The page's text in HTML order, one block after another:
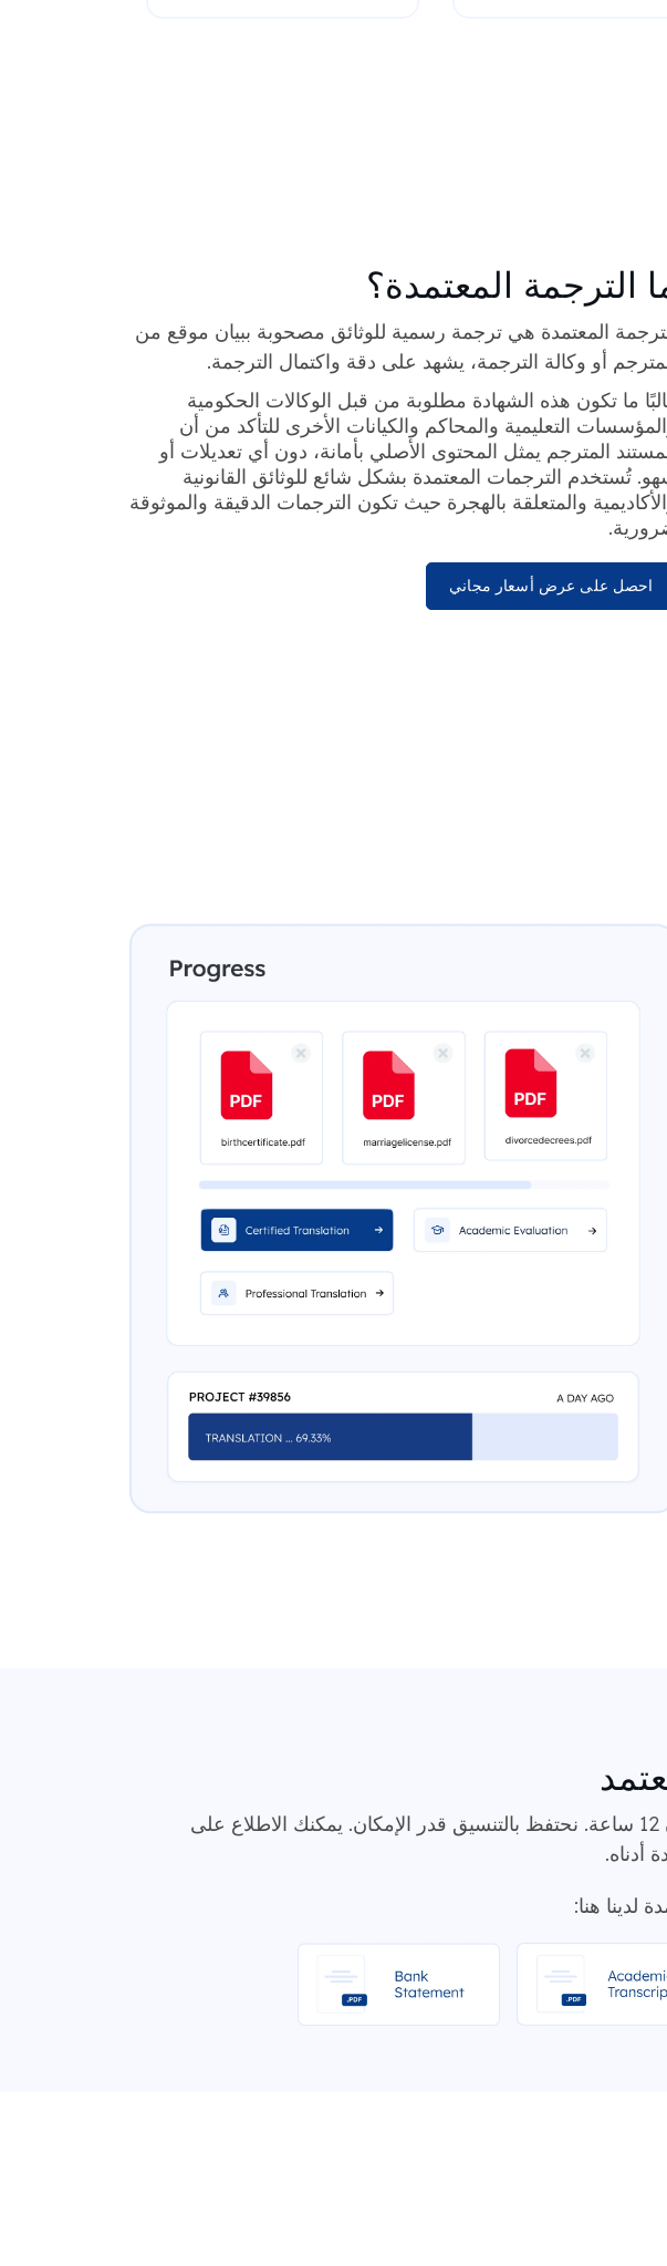
الترجمة المعتمدة؟
المعتمدة هي ترجمة رسمية للوثائق مصحوبة ببيان موقع من
أو وكالة الترجمة، يشهد على دقة واكتمال الترجمة.
ما تكون هذه الشهادة مطلوبة من قبل الوكالات الحكومية
التعليمية والمحاكم والكيانات الأخرى للتأكد من أن
المترجم يمثل المحتوى الأصلي بأمانة، دون أي تعديلات أو
تُستخدم الترجمات المعتمدة بشكل شائع للوثائق القانونية
والمتعلقة بالهجرة حيث تكون الترجمات الدقيقة والموثوقة
احصل على عرض أسعار مجاني
سنقوم بتسليم المستند المترجم الموقع والمعتمد بتنسيق PDF رقمي في غضون 12 ساعة. نحتفظ بالتنسيق قدر الإمكان. يمكنك الاطلاع على
أدناه.
لدينا هنا: